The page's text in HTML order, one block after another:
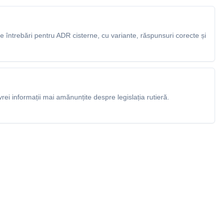
întrebări pentru ADR cisterne, cu variante, răspunsuri corecte și
informații mai amănunțite despre legislația rutieră.